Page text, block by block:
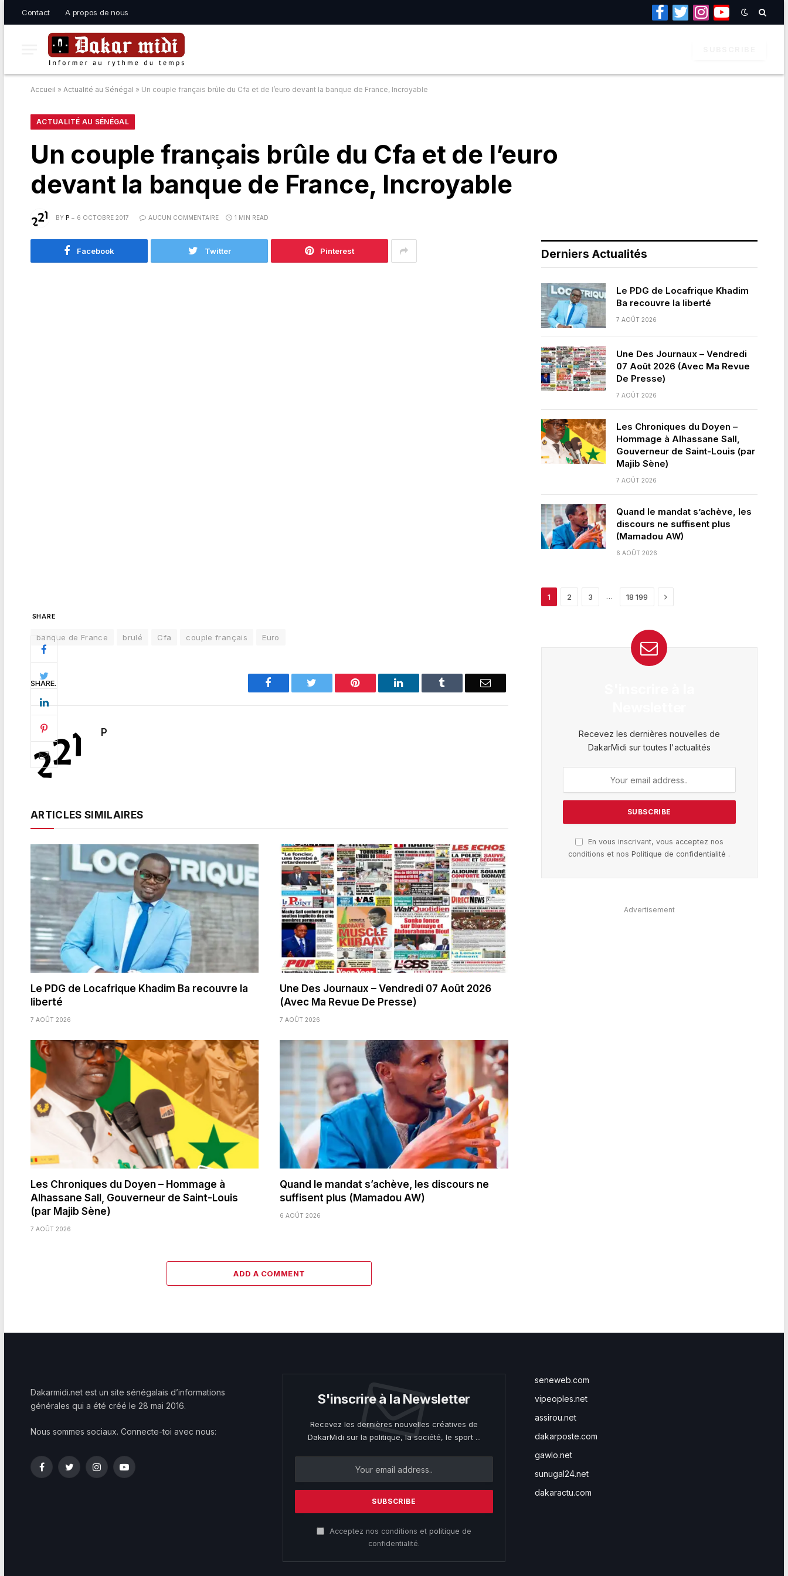
Contact A propos de nous
Facebook
TwitterInstagramYouTube
Accueil » Actualité au Sénégal » Un couple français brûle du Cfa et de l’euro devant la banque de France, Incroyable
ACTUALITÉ AU SÉNÉGAL
Un couple français brûle du Cfa et de l’euro
devant la banque de France, Incroyable
BY P 6 OCTOBRE 2017 AUCUN COMMENTAIRE 1 MIN READ
Facebook Twitter Pinterest
SHARE
banque de France brulé Cfa couple français Euro
SHARE. Facebook Pinterest LinkedIn Email
P
ARTICLES SIMILAIRES
Le PDG de Locafrique Khadim Ba recouvre la
liberté
7 AOÛT 2026
Une Des Journaux – Vendredi 07 Août 2026
(Avec Ma Revue De Presse)
7 AOÛT 2026
Les Chroniques du Doyen – Hommage à
Alhassane Sall, Gouverneur de Saint-Louis
(par Majib Sène)
7 AOÛT 2026
Quand le mandat s’achève, les discours ne
suffisent plus (Mamadou AW)
6 AOÛT 2026
ADD A COMMENT
Derniers Actualités
Le PDG de Locafrique Khadim
Ba recouvre la liberté
7 AOÛT 2026
Une Des Journaux – Vendredi
07 Août 2026 (Avec Ma Revue
De Presse)
7 AOÛT 2026
Les Chroniques du Doyen –
Hommage à Alhassane Sall,
Gouverneur de Saint-Louis (par
Majib Sène)
7 AOÛT 2026
Quand le mandat s’achève, les
discours ne suffisent plus
(Mamadou AW)
6 AOÛT 2026
1 2 3 … 18 199 Next
Recevez les dernières nouvelles de
DakarMidi sur toutes l'actualités
En vous inscrivant, vous acceptez nos
conditions et nosPolitique de confidentialité .
Advertisement
Dakarmidi.net est un site sénégalais d’informations
générales qui a été créé le 28 mai 2016.
Nous sommes sociaux. Connecte-toi avec nous:
FacebookTwitterInstagramYouTube
S'inscrire à la Newsletter
Recevez les dernières nouvelles créatives de
DakarMidi sur la politique, la société, le sport ...
Acceptez nos conditions et politique de
confidentialité.
seneweb.com
vipeoples.net
assirou.net
dakarposte.com
gawlo.net
sunugal24.net
dakaractu.com